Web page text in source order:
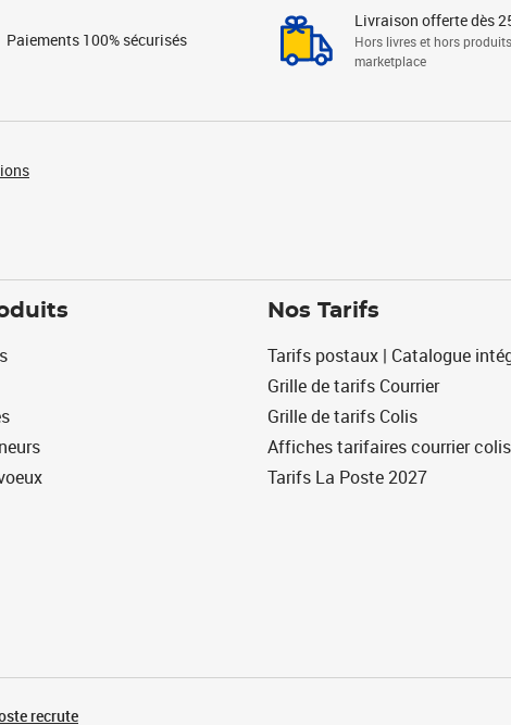
Paiements 100% sécurisés
Livraison offerte dès
Hors livres et hors produits
marketplace
Nos Tarifs
Tarifs postaux | Catalogue
Grille de tarifs Courrier
Grille de tarifs Colis
Affiches tarifaires courrier colis
Tarifs La Poste 2027
recrute